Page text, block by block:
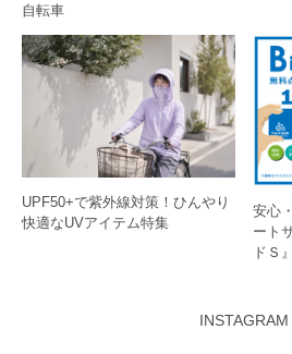
自転車
UPF50+で紫外線対策！ひんやり
快適なUVアイテム特集
安心
ート
ドＳ』
INSTAGRAM